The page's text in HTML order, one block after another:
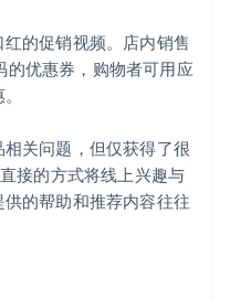
的促销视频。店内销售
的优惠券，购物者可用应
关问题，但仅获得了很
接的方式将线上兴趣与
的帮助和推荐内容往往